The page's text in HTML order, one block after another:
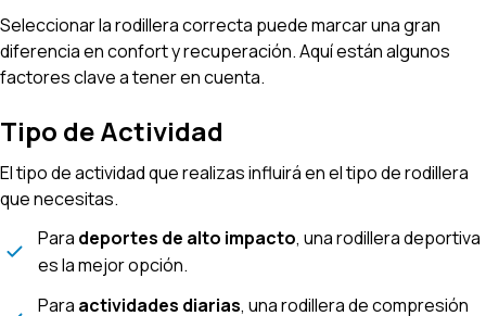
Seleccionar la rodillera correcta puede marcar una gran
diferencia en confort y recuperación. Aquí están algunos
factores clave a tener en cuenta.
Tipo de Actividad
El tipo de actividad que realizas influirá en el tipo de rodillera
que necesitas.
Para deportes de alto impacto, una rodillera deportiva
es la mejor opción.
Para actividades diarias, una rodillera de compresión